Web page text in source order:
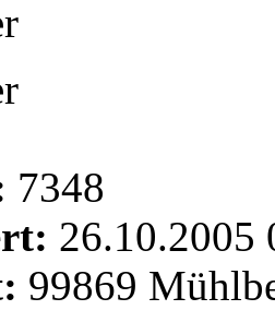
7348
26.10.2005
99869